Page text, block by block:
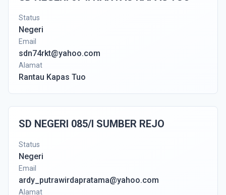
Status
Negeri
Email
sdn74rkt@yahoo.com
Alamat
Rantau Kapas Tuo
SD NEGERI 085/I SUMBER REJO
Status
Negeri
Email
ardy_putrawirdapratama@yahoo.com
Alamat